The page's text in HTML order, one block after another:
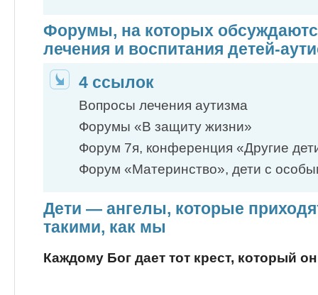
Форумы, на которых
лечения и воспитания детей-
4 ссылок
Вопросы лечения аутизма
Форумы «В защиту жизни»
Форум 7я, конференция «Другие
Форум «Материнство», дети с
Дети — ангелы, которые
такими, как мы
Каждому Бог дает тот крест, который